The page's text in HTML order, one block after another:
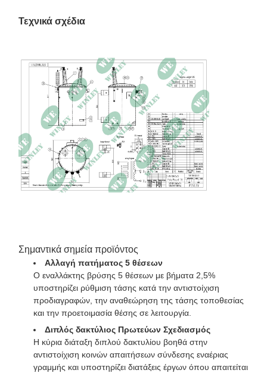
Άνοδος θερμοκρασίας
Απώλεια φορτίου 767,7 W στους 85°C
Αντίσταση 3%
Διαστάσεις 30,3" Π × 34,3" Β × 51,7" Υ
Ολική μάζα 1590 λίβρες
Τεχνικά σχέδια
Σημαντικά σημεία προϊόντος
Αλλαγή πατήματος 5 θέσεων
Ο εναλλάκτης βρύσης 5 θέσεων με βήματα 2,5%
υποστηρίζει ρύθμιση τάσης κατά την αντιστοίχιση
προδιαγραφών, την αναθεώρηση της τάσης τοποθεσίας
και την προετοιμασία θέσης σε λειτουργία.
Διπλός δακτύλιος Πρωτεύων Σχεδιασμός
Η κύρια διάταξη διπλού δακτυλίου βοηθά στην
αντιστοίχιση κοινών απαιτήσεων σύνδεσης εναέριας
γραμμής και υποστηρίζει διατάξεις έργων όπου απαιτείται